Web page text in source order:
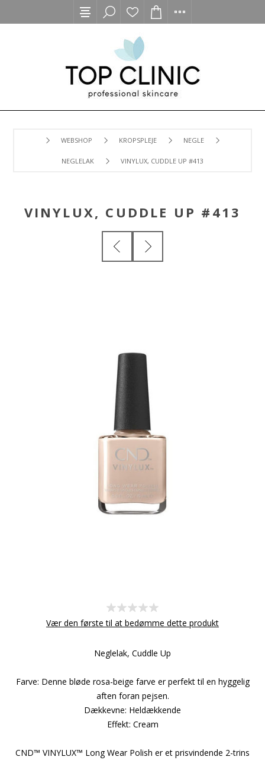
WEBSHOP KROPSPLEJE NEGLE
NEGLELAK VINYLUX, CUDDLE UP #413
VINYLUX, CUDDLE UP #413
Vær den første til at bedømme dette produkt
Neglelak, Cuddle Up
Farve: Denne bløde rosa-beige farve er perfekt til en hyggelig
aften foran pejsen.
Dækkevne: Heldækkende
Effekt: Cream
CND™ VINYLUX™ Long Wear Polish er et prisvindende 2-trins